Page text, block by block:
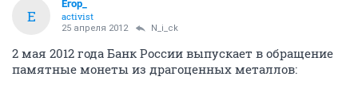
Е
Егор_
activist
25 апреля 2012 N_i_ck
2 мая 2012 года Банк России выпускает в обращение
памятные монеты из драгоценных металлов: